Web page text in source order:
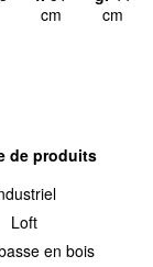
cm
cm
de produits
Loft
en bois